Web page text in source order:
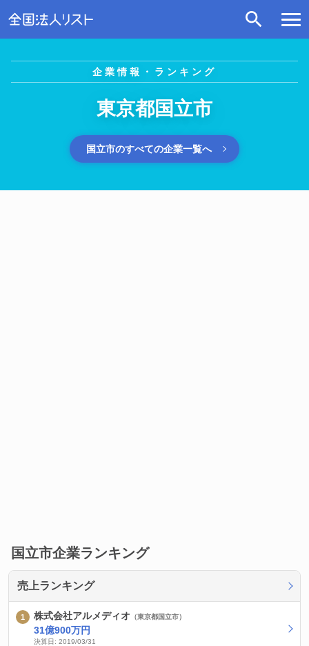
企業情報・ランキング
東京都国立市
国立市のすべての企業一覧へ
国立市企業ランキング
売上ランキング
株式会社アルメディオ （東京都国立市）
31億900万円
決算日: 2019/03/31